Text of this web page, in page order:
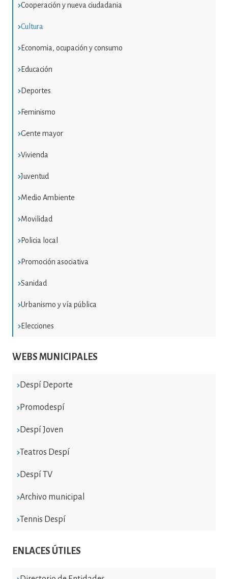
Cooperación y nueva ciudadania
Cultura
Economia, ocupación y consumo
Educación
Deportes
Feminismo
Gente mayor
Vivienda
Juventud
Medio Ambiente
Movilidad
Policia local
Promoción asociativa
Sanidad
Urbanismo y vía pública
Elecciones
WEBS MUNICIPALES
Despí Deporte
Promodespí
Despí Joven
Teatros Despí
Despí TV
Archivo municipal
Tennis Despí
ENLACES ÚTILES